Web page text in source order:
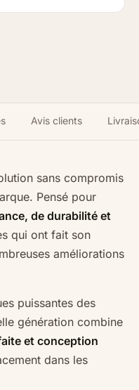
Avis clients
sans compromis
Pensé pour
de durabilité et
qui ont fait son
améliorations
puissantes des
génération combine
et conception
dans les